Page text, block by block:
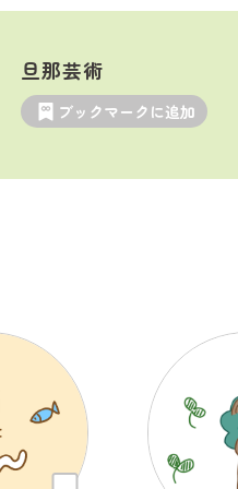
旦那芸術
ブックマークに追加